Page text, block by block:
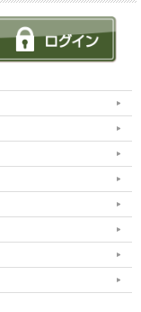
営業時間内にたくさんの
するので、急な雨など天
パンが残ってしまうこと
めて作った大切なパンを
た。
クール便にてお届けしま
すが大変お得な詰合せで
他の商品と同時にご注文
はご遠慮ください。
が完全に凍らないことが